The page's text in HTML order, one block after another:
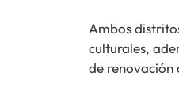
Ambos
culturales,
de renovación